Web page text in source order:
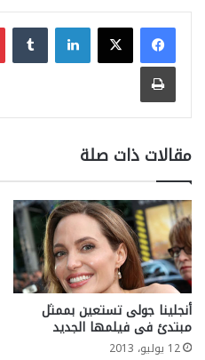
لينكدإن
طباعة
مقالات ذات صلة
أنجلينا جولى تستعين بممثل
مبتدئ فى فيلمها الجديد
12 يوليو، 2013